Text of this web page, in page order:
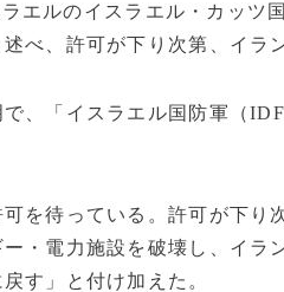
ラエルのイスラエル・カッ
べ、許可が下り次第、イラ
、「イスラエル国防軍（
可を待っている。許可が下
・電力施設を破壊し、イ
す」と付け加えた。